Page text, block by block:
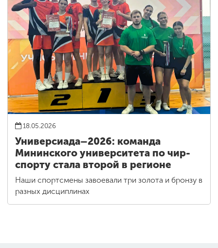
18.05.2026
Универсиада–2026: команда
Мининского университета по чир-
спорту стала второй в регионе
Наши спортсмены завоевали три золота и бронзу в
разных дисциплинах